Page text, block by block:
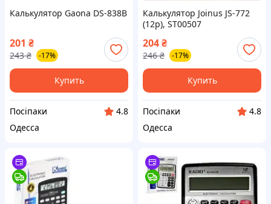
Калькулятор Gaona DS-838B
201 ₴
243 ₴ -17%
Купить
Посіпаки
4.8
Одесса
Калькулятор Joinus JS-772
(12р), ST00507
204₴
246 ₴ -17%
Купить
Посіпаки
4.8
Одесса